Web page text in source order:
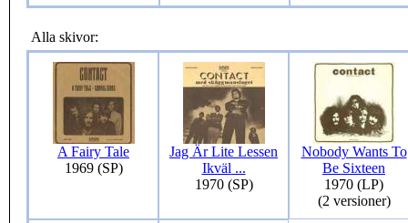
Alla skivor:
A Fairy Tale
1969 (SP)
Jag Är Lite Lessen
Ikväl ...
1970 (SP)
Nobody Wants To
Be Sixteen
1970 (LP)
(2 versioner)